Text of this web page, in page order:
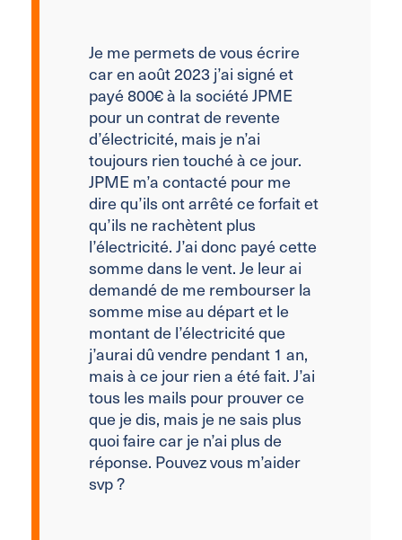
Je me permets de vous écrire
car en août 2023 j’ai signé et
payé 800€ à la société JPME
pour un contrat de revente
d’électricité, mais je n’ai
toujours rien touché à ce jour.
JPME m’a contacté pour me
dire qu’ils ont arrêté ce forfait et
qu’ils ne rachètent plus
l’électricité. J’ai donc payé cette
somme dans le vent. Je leur ai
demandé de me rembourser la
somme mise au départ et le
montant de l’électricité que
j’aurai dû vendre pendant 1 an,
mais à ce jour rien a été fait. J’ai
tous les mails pour prouver ce
que je dis, mais je ne sais plus
quoi faire car je n’ai plus de
réponse. Pouvez vous m’aider
svp ?